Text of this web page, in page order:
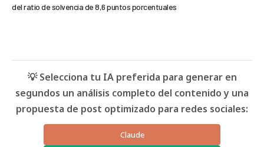
del ratio de solvencia de 8,6 puntos porcentuales
💡 Selecciona tu IA preferida para generar en
segundos un análisis completo del contenido y una
propuesta de post optimizado para redes sociales:
Claude